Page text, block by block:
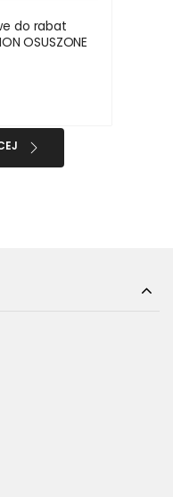
do rabat
OSUSZONE